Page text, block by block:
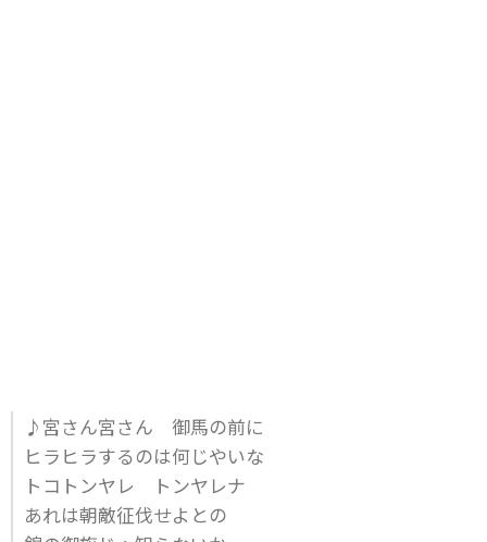
♪宮さん宮さん 御馬の前に
ヒラヒラするのは何じやいな
トコトンヤレ トンヤレナ
あれは朝敵征伐せよとの